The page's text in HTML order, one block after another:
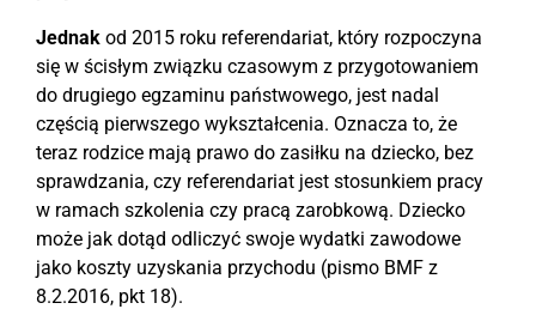
Jednak od 2015 roku referendariat, który rozpoczyna
się w ścisłym związku czasowym z przygotowaniem
do drugiego egzaminu państwowego, jest nadal
częścią pierwszego wykształcenia. Oznacza to, że
teraz rodzice mają prawo do zasiłku na dziecko, bez
sprawdzania, czy referendariat jest stosunkiem pracy
w ramach szkolenia czy pracą zarobkową. Dziecko
może jak dotąd odliczyć swoje wydatki zawodowe
jako koszty uzyskania przychodu (pismo BMF z
8.2.2016, pkt 18).